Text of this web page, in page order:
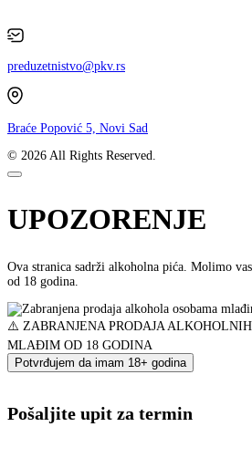
preduzetnistvo@pkv.rs
Braće Popović 5, Novi Sad
© 2026 All Rights Reserved.
UPOZORENJE
Ova stranica sadrži alkoholna pića. Molimo
od 18 godina.
⚠️ ZABRANJENA PRODAJA
MLAĐIM OD 18 GODINA
Potvrđujem da imam 18+ godina
Pošaljite upit za termin